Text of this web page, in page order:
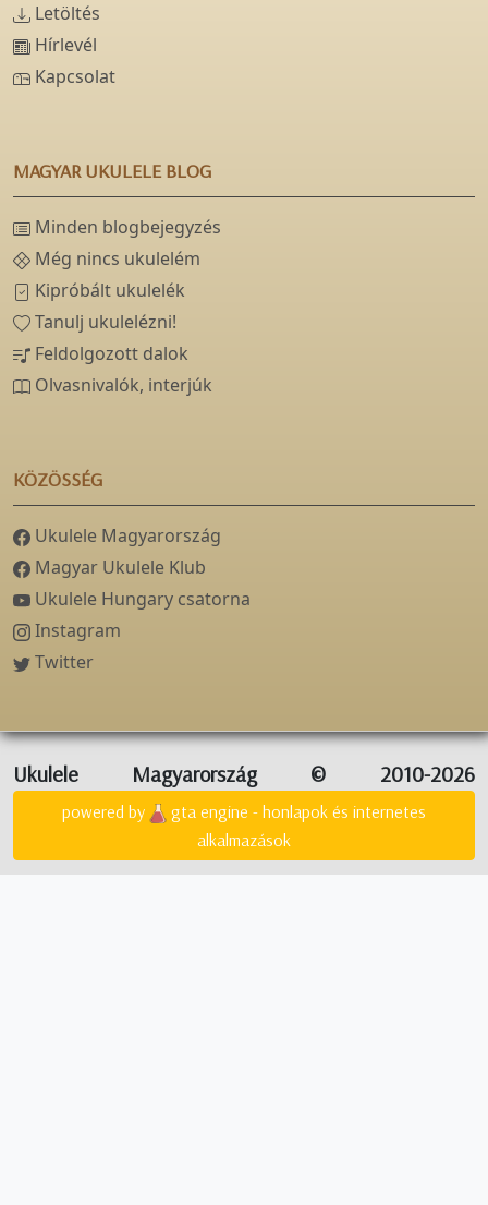
Letöltés
Hírlevél
Kapcsolat
MAGYAR UKULELE BLOG
Minden blogbejegyzés
Még nincs ukulelém
Kipróbált ukulelék
Tanulj ukulelézni!
Feldolgozott dalok
Olvasnivalók, interjúk
KÖZÖSSÉG
Ukulele Magyarország
Magyar Ukulele Klub
Ukulele Hungary csatorna
Instagram
Twitter
Ukulele Magyarország © 2010-2026
powered by
gta engine - honlapok és internetes
alkalmazások